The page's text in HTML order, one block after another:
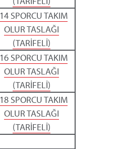
14 SPORCU TAKIM
OLUR TASLAĞI
(TARİFELİ)
16 SPORCU TAKIM
OLUR TASLAĞI
(TARİFELİ)
18 SPORCU TAKIM
OLUR TASLAĞI
(TARİFELİ)